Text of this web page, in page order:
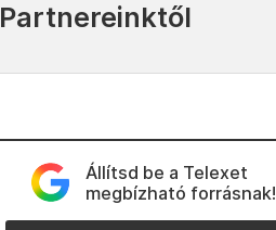
Partnereinktől
Állítsd be a Telexet
megbízható forrásnak!